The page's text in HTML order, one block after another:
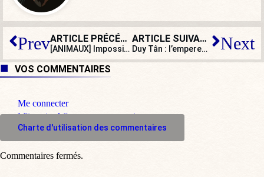
Prev ARTICLE PRÉCÉDENT
[ANIMAUX] Impossibilité de détenir un marcassin : l’administration se venge de Rillette
ARTICLE SUIVANT
Duy Tân : l’empereur rebelle devenu soldat de la France libre Next
VOS COMMENTAIRES
Me connecter
M'inscrire à l'espace commentaire
Charte d'utilisation des commentaires
Commentaires fermés.